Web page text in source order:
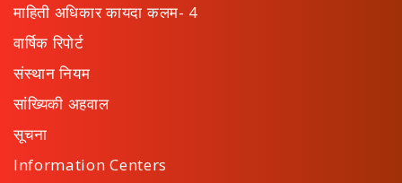
माहिती अधिकार कायदा कलम- 4
वार्षिक रिपोर्ट
संस्थान नियम
सांख्यिकी अहवाल
सूचना
Information Centers